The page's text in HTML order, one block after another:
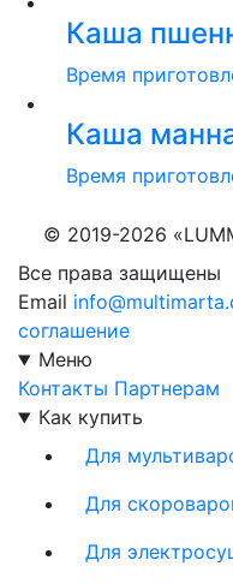
Каша
Время
Каша
Время
© 2019-2026
Все права защищены
Email
соглашение
Меню
Контакты Партнерам
Как купить
Для
Для
Для